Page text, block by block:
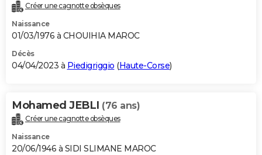
Créer une cagnotte obsèques
Naissance
01/03/1976 à CHOUIHIA MAROC
Décès
04/04/2023 à Piedigriggio (Haute-Corse)
Mohamed JEBLI (76 ans)
Créer une cagnotte obsèques
Naissance
20/06/1946 à SIDI SLIMANE MAROC